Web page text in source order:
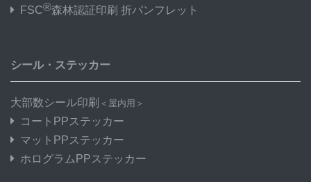
FSC®森林認証印刷 折パンフレット
シール・ステッカー
大部数シール印刷 ＜屋内用＞
コートPPステッカー
マットPPステッカー
ホログラムPPステッカー